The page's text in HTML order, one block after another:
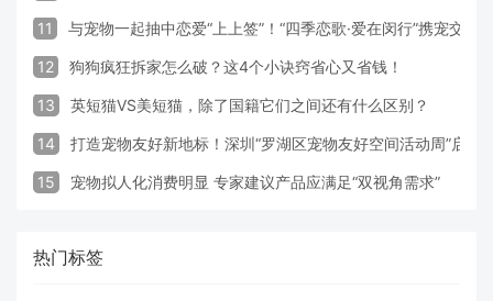
11 与宠物一起抽中恋爱“上上签”！“四季恋歌·爱在闵行”携宠交友
12 狗狗疯狂拆家怎么破？这4个小诀窍省心又省钱！
13 英短猫VS美短猫，除了国籍它们之间还有什么区别？
14 打造宠物友好新地标！深圳“罗湖区宠物友好空间活动周”启动
15 宠物拟人化消费明显 专家建议产品应满足“双视角需求”
热门标签